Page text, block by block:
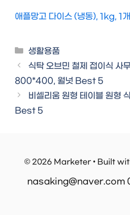
애플망고 다이스 (냉동), 1kg, 1
Categories
생활용품
식탁 오브민 철제 접이식 사
800*400, 월넛 Best 5
비셀리움 원형 테이블 원형
Best 5
© 2026 Marketer • Built
nasaking@naver.com